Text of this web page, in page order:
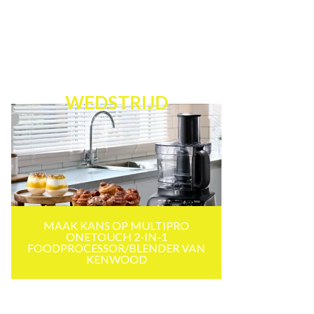
WEDSTRIJD
MAAK KANS OP MULTIPRO
ONETOUCH 2-IN-1
FOODPROCESSOR/BLENDER VAN
KENWOOD